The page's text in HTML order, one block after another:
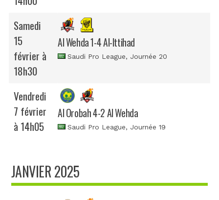
Samedi
15
février à
18h30
Al Wehda 1-4 Al-Ittihad
Saudi Pro League, Journée 20
Vendredi
7 février
à 14h05
Al Orobah 4-2 Al Wehda
Saudi Pro League, Journée 19
JANVIER 2025